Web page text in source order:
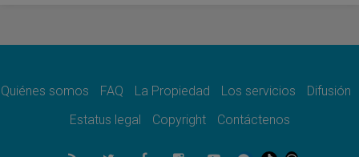
noticia para todo el Uruguay
León XIV: La revolución del Evangelio
06.08.2026
Quiénes somos FAQ La Propiedad Los servicios
Difusión
Estatus legal
Copyright Contáctenos